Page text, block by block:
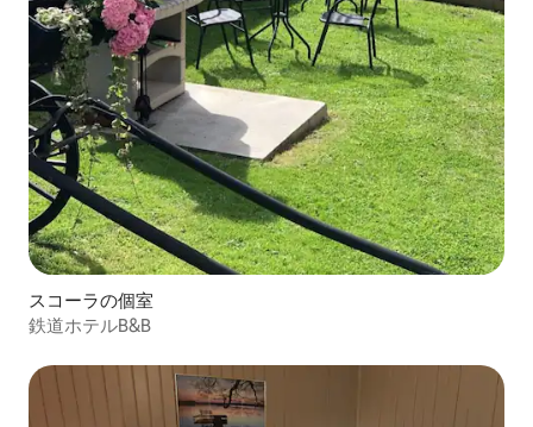
スコーラの個室
鉄道ホテルB&B